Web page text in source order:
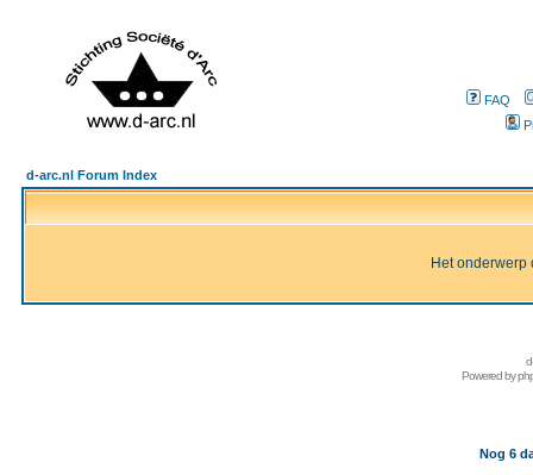
FAQ
d-arc.nl Forum Index
Het onderwerp
Powered by
Nog 6